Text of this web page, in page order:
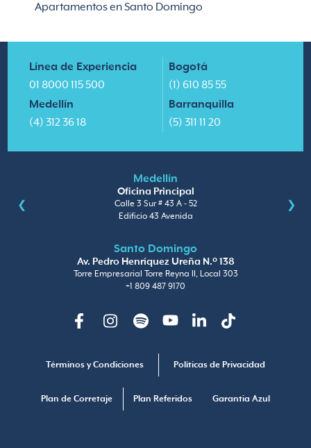
Apartamentos en Santo Domingo
Línea de Experiencia
01 8000 115 500
Medellín
(4) 312 36 18
Bogotá
(1) 610 85 55
Barranquilla
(5) 311 11 20
Medellín
Oficina Principal
Calle 3 Sur # 43 A - 52
Edificio 43 Avenida
Santo Domingo
Av. Pedro Henríquez Ureña N.º 138
Torre Empresarial Torre Reyna II, Local 303
+1 809 487 9170
Términos y Condiciones Políticas de Privacidad
Plan de Corretaje Plan Referidos Garantia Azul
FacebookInstagramSpotify YoutubeLinkedinTikTok